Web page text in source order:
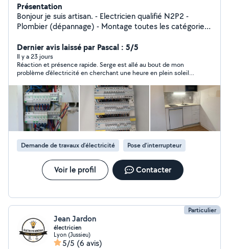
Présentation
Bonjour je suis artisan. - Electricien qualifié N2P2 -
Plombier (dépannage) - Montage toutes les catégories
Dernier avis laissé par Pascal : 5/5
Il y a 23 jours
Réaction et présence rapide. Serge est allé au bout de mon
problème d'électricité en cherchant une heure en plein soleil
finalement trouver. Merci de ne pas avoir abandonner malgré
les difficultés et d'avoir trouver la solution. Je recommande.
Demande de travaux d’électricité Pose d'interrupteur
Voir le profil Contacter
Particulier
Jean Jardon
électricien
Lyon (Jussieu)
5/5 (6 avis)